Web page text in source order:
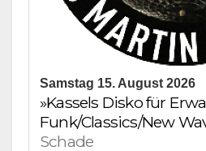
Samstag 15. August 2026
»Kassels Disko für
Funk/Classics/New
Schade